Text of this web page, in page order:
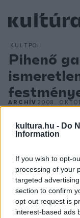
kultura.hu - Do
Information
If you wish to opt-
processing of your
targeted
section to confirm
opt-out request is
interest-based ads
KULTPOL
Pihenő
ARCHÍV2008.
idősebb hölgy
A becslések
pihenő
millió forint) is